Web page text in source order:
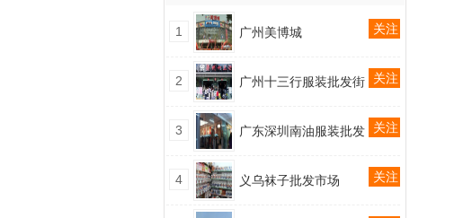
1 广州美博城 关注
2 广州十三行服装批发街 关注
3 广东深圳南油服装批发 关注
4 义乌袜子批发市场 关注